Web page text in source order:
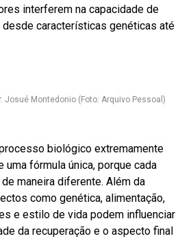
interferem na capacidade de
desde características genéticas até
Josué Montedonio (Foto: Arquivo Pessoal)
biológico extremamente
fórmula única, porque cada
maneira diferente. Além da
como genética, alimentação,
e estilo de vida podem influenciar
da recuperação e o aspecto final